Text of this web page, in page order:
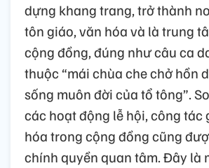
dựng khang trang, trở thành
tôn giáo, văn hóa và là trung
cộng đồng, đúng như câu ca
thuộc “mái chùa che chở hồn
sống muôn đời của tổ tông”.
các hoạt động lễ hội, công tác
hóa trong cộng đồng cũng
chính quyền quan tâm. Đây là